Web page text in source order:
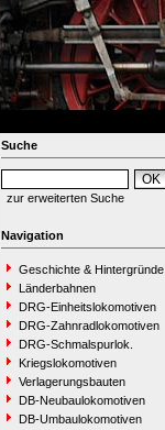
Suche
zur erweiterten Suche
Navigation
Geschichte & Hintergründe
Länderbahnen
DRG-Einheitslokomotiven
DRG-Zahnradlokomotiven
DRG-Schmalspurlok.
Kriegslokomotiven
Verlagerungsbauten
DB-Neubaulokomotiven
DB-Umbaulokomotiven